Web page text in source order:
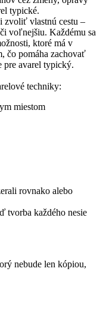
typické.
zvoliť vlastnú cestu –
voľnejšiu. Každému sa
ktoré má v
čo pomáha zachovať
avarel typický.
techniky:
miestom
rovnako alebo
tvorba každého nesie
nebude len kópiou,